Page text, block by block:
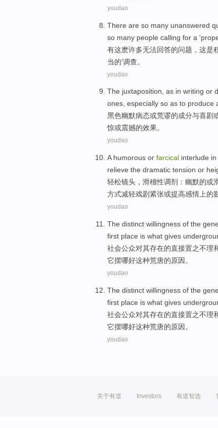
youdao
There are so many unanswered
so many people calling for a '
有这麽许多无法回答的问题 ， 这是
当的'调查。
youdao
The juxtaposition, as in writing or
ones, especially so as to produce
黑色幽默病态或荒谬的成分与喜剧
惊或震撼的效果。
youdao
A humorous or farcical interlude in
relieve the dramatic tension or
轻松镜头， 滑稽性调剂： 幽默的或
方式减轻戏剧 紧张或提高感情上的
youdao
The distinct willingness of the
first place is what gives
社会公众对其存在的直接置之不理
它摆哪好这种荒唐的原因。
youdao
The distinct willingness of the
first place is what gives
社会公众对其存在的直接置之不理
它摆哪好这种荒唐的原因。
youdao
关于有道 Investors 有道智选